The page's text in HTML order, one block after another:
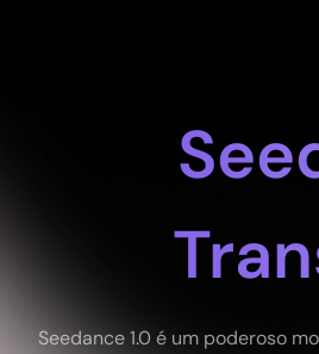
Seedance 1.0 é um poderoso